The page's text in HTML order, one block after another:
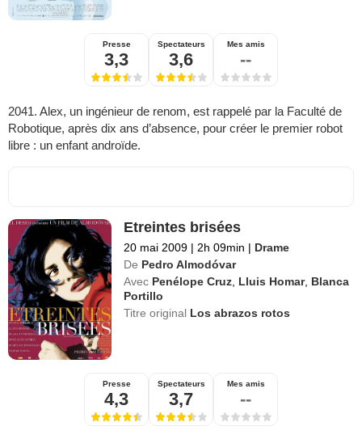
Presse
3,3
Spectateurs
3,6
Mes amis
--
2041. Alex, un ingénieur de renom, est rappelé par la Faculté de
Robotique, après dix ans d’absence, pour créer le premier robot
libre : un enfant androïde.
Etreintes brisées
20 mai 2009 | 2h 09min | Drame
De Pedro Almodóvar
Avec Penélope Cruz Lluis Homar, Blanca
Portillo
Titre original Los abrazos rotos
Presse
4,3
Spectateurs
3,7
Mes amis
--